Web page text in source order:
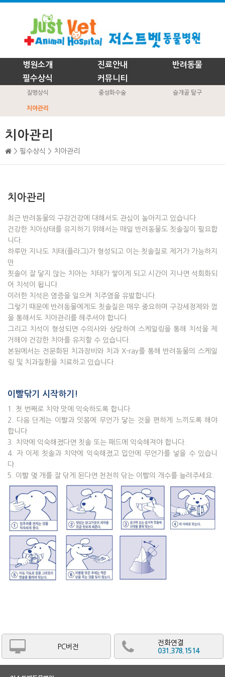
병원소개 진료안내
반려동물
필수상식
커뮤니티
질병상식 중성화수술 슬개골 탈구
치아관리
치아관리
> 필수상식 > 치아관리
치아관리
최근 반려동물의 구강건강에 대해서도 관심이 높아지고 있습니다.
​건강한 치아상태를 유지하기 위해서는 매일 반려동물도 칫솔질이 필요합
니다.
하루만 지나도 치태(플라그)가 형성되고 이는 칫솔질로 제거가 가능하지
만
칫솔이 잘 닿지 않는 치아는 치태가 쌓이게 되고 시간이 지나면 석회화되
어 치석이 됩니다.
​이러한 치석은 염증을 일으켜 치주염을 유발합니다.
​그렇기 때문에 반려동물에게도 칫솔질은 매우 중요하며 구강세정제와 껌
을 통해서도 치아관리를 해주셔야 합니다.
​그리고 치석이 형성되면 수의사와 상담하여 스케일링을 통해 치석을 제
거해야 건강한 치아를 유지할 수 있습니다.​
본원에서는 전문화된 치과장비와 치과 X-ray를 통해 반려동물의 스케일
링 및 치과질환을 치료하고 있습니다.
이빨닦기 시작하기!
1. 첫 번째로 치약 맛에 익숙하도록 합니다.
2. 다음 단계는 이빨과 잇몸에 무언가 닿는 것을 편하게 느끼도록 해야
합니다
3. 치약에 익숙해졌다면 칫솔 또는 패드에 익숙해져야 합니다.
4. 자 이제 칫솔과 치약에 익숙해졌고 입안에 무언가를 넣을 수 있습니
다.
5. 이빨 몇 개를 잘 닦게 된다면 천천히 닦는 이빨의 개수를 늘려주세요.
PC버전
전화연결
031.378.1514